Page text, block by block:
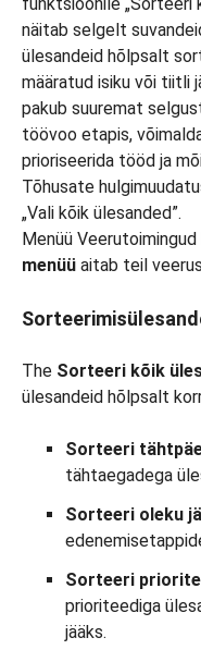
Menüü
menüü aitab teil
The Sorteeri kõik
ülesandeid hõlpsalt
Sorteeri
tähtaegadega
Sorteeri oleku
Sorteeri
prioriteediga
jääks.